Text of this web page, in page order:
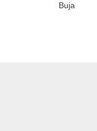
Buja